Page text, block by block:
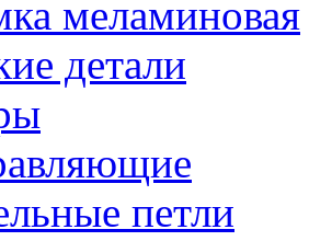
меламиновая
детали
петли